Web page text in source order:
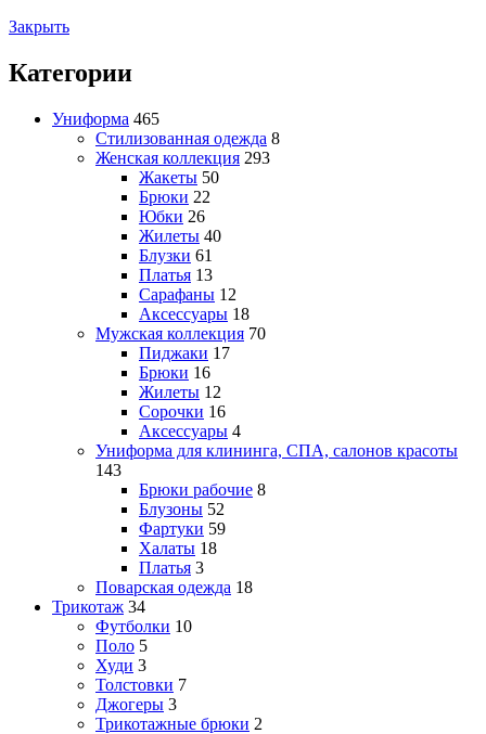
Закрыть
Категории
Униформа 465
Стилизованная одежда 8
Женская коллекция 293
Жакеты 50
Брюки 22
Юбки 26
Жилеты 40
Блузки 61
Платья 13
Сарафаны 12
Аксессуары 18
Мужская коллекция 70
Пиджаки 17
Брюки 16
Жилеты 12
Сорочки 16
Аксессуары 4
Униформа для клининга, СПА, салонов красоты
143
Брюки рабочие 8
Блузоны 52
Фартуки 59
Халаты 18
Платья 3
Поварская одежда 18
Трикотаж 34
Футболки 10
Поло 5
Худи 3
Толстовки 7
Джогеры 3
Трикотажные брюки 2